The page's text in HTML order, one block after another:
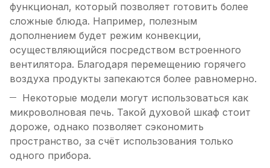
функционал, который позволяет готовить более
сложные блюда. Например, полезным
дополнением будет режим конвекции,
осуществляющийся посредством встроенного
вентилятора. Благодаря перемещению горячего
воздуха продукты запекаются более равномерно.
Некоторые модели могут использоваться как
микроволновая печь. Такой духовой шкаф стоит
дороже, однако позволяет сэкономить
пространство, за счёт использования только
одного прибора.